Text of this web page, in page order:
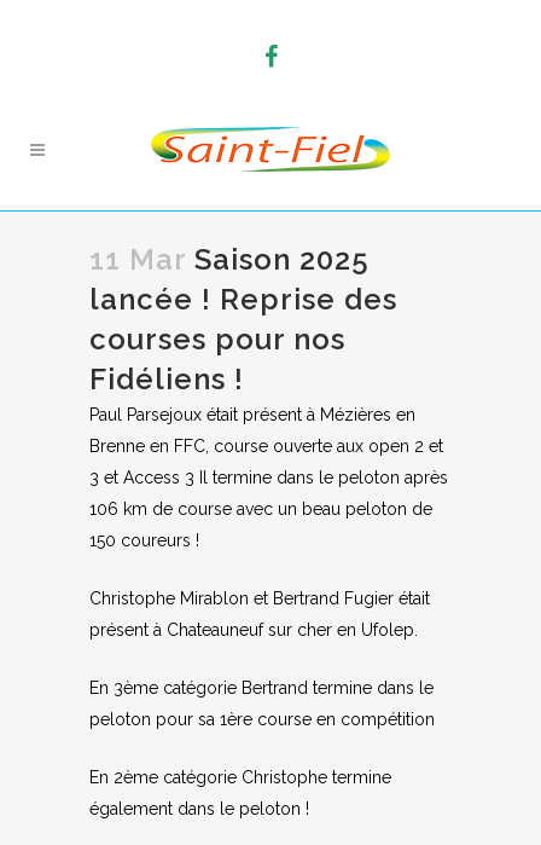
11 Mar Saison 2025
lancée ! Reprise des
courses pour nos
Fidéliens !
Paul Parsejoux était présent à Mézières en
Brenne en FFC, course ouverte aux open 2 et
3 et Access 3 Il termine dans le peloton après
106 km de course avec un beau peloton de
150 coureurs !
Christophe Mirablon et Bertrand Fugier était
présent à Chateauneuf sur cher en Ufolep.
En 3ème catégorie Bertrand termine dans le
peloton pour sa 1ère course en compétition
En 2ème catégorie Christophe termine
également dans le peloton !